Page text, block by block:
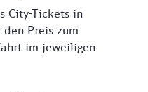
City-Tickets in
Preis zum
im jeweiligen